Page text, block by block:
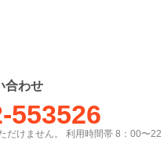
合わせ
553526
けません。 利用時間帯 8：00〜22